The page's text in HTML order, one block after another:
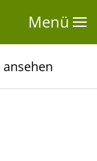
Menü
ansehen